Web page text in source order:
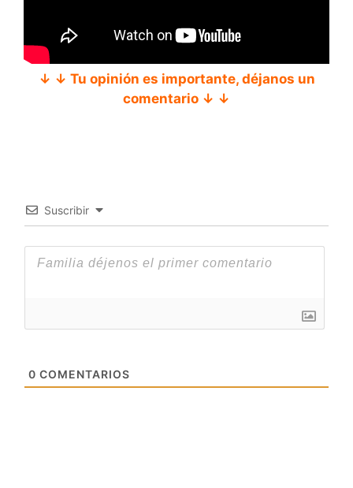
↓ ↓ Tu opinión es importante, déjanos un
comentario ↓ ↓
Suscribir
0 COMENTARIOS